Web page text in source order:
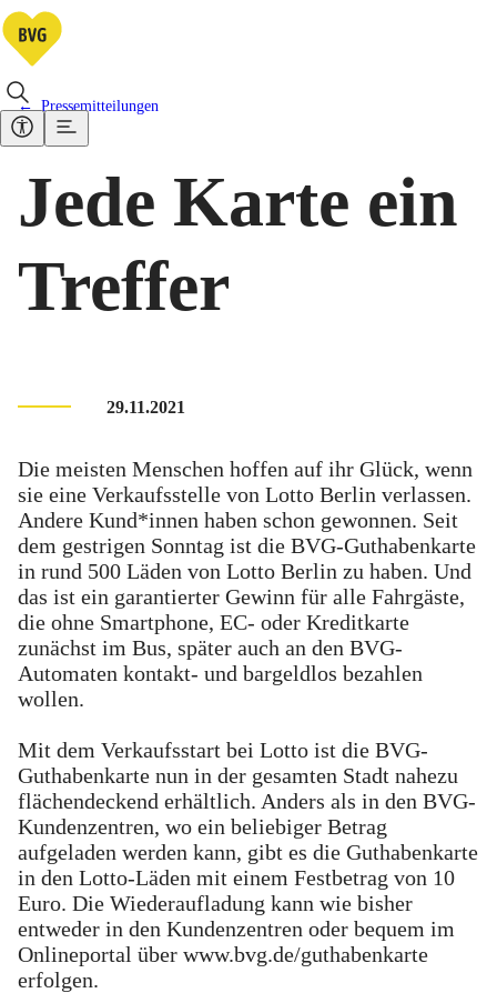
Pressemitteilungen
Jede Karte ein
Treffer
29.11.2021
Die meisten Menschen hoffen auf ihr Glück, wenn
sie eine Verkaufsstelle von Lotto Berlin verlassen.
Andere Kund*innen haben schon gewonnen. Seit
dem gestrigen Sonntag ist die BVG-Guthabenkarte
in rund 500 Läden von Lotto Berlin zu haben. Und
das ist ein garantierter Gewinn für alle Fahrgäste,
die ohne Smartphone, EC- oder Kreditkarte
zunächst im Bus, später auch an den BVG-
Automaten kontakt- und bargeldlos bezahlen
wollen.
Mit dem Verkaufsstart bei Lotto ist die BVG-
Guthabenkarte nun in der gesamten Stadt nahezu
flächendeckend erhältlich. Anders als in den BVG-
Kundenzentren, wo ein beliebiger Betrag
aufgeladen werden kann, gibt es die Guthabenkarte
in den Lotto-Läden mit einem Festbetrag von 10
Euro. Die Wiederaufladung kann wie bisher
entweder in den Kundenzentren oder bequem im
Onlineportal über www.bvg.de/guthabenkarte
erfolgen.